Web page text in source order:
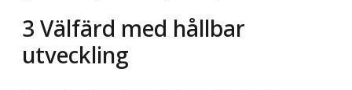
3 Välfärd med hållbar
utveckling